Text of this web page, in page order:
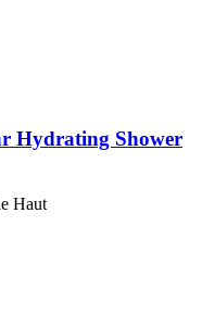
Hydrating Shower
Haut